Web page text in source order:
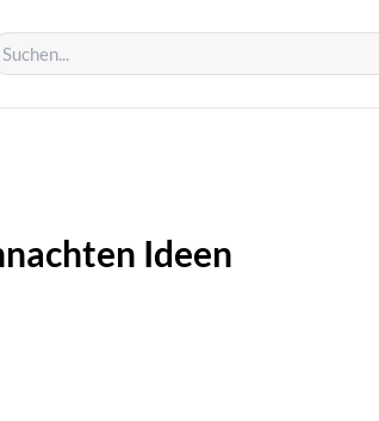
Ideen